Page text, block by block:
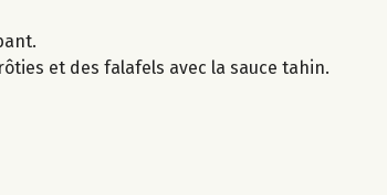
et des falafels avec la sauce tahin.